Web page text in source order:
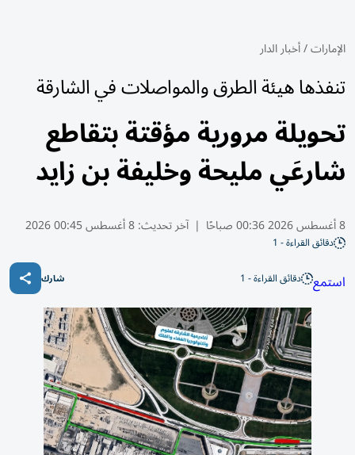
الإمارات/أخبار الدار
تنفذها هيئة الطرق والمواصلات في الشارقة
تحويلة مرورية مؤقتة بتقاطع
شارعَي مليحة وخليفة بن زايد
8 أغسطس 2026 00:36 صباحًا | آخر تحديث:8 أغسطس 00:45 2026
دقائق القراءة - 1
استمع دقائق القراءة - 1 شارك